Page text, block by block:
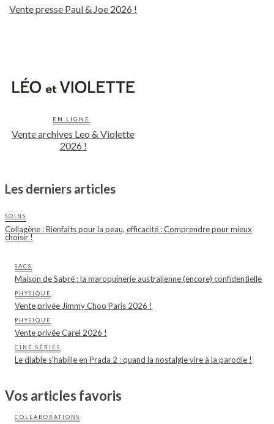
Vente presse Paul & Joe 2026 !
EN LIGNE
Vente archives Leo & Violette
2026 !
Les derniers articles
SOINS
Collagène : Bienfaits pour la peau, efficacité : Comprendre pour mieux
choisir !
SACS
Maison de Sabré : la maroquinerie australienne (encore) confidentielle
PHYSIQUE
Vente privée Jimmy Choo Paris 2026 !
PHYSIQUE
Vente privée Carel 2026 !
CINÉ SÉRIES
Le diable s’habille en Prada 2 : quand la nostalgie vire à la parodie !
Vos articles favoris
COLLABORATIONS